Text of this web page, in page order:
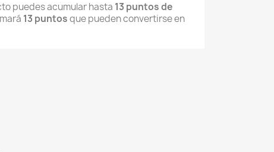
puedes acumular hasta 13 puntos de
13 puntosque pueden convertirse en